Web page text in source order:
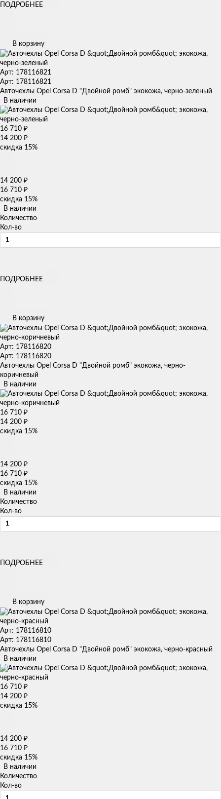
ПОДРОБНЕЕ
В корзину
Арт: 178116821
Арт: 178116821
Авточехлы Opel Corsa D "Двойной ромб" экокожа, черно-зеленый
В наличии
16 710 ₽
14 200 ₽
скидка 15%
14 200 ₽
16 710 ₽
скидка 15%
В наличии
Количество
Кол-во
ПОДРОБНЕЕ
В корзину
Арт: 178116820
Арт: 178116820
Авточехлы Opel Corsa D "Двойной ромб" экокожа, черно-
коричневый
В наличии
16 710 ₽
14 200 ₽
скидка 15%
14 200 ₽
16 710 ₽
скидка 15%
В наличии
Количество
Кол-во
ПОДРОБНЕЕ
В корзину
Арт: 178116810
Арт: 178116810
Авточехлы Opel Corsa D "Двойной ромб" экокожа, черно-красный
В наличии
16 710 ₽
14 200 ₽
скидка 15%
14 200 ₽
16 710 ₽
скидка 15%
В наличии
Количество
Кол-во